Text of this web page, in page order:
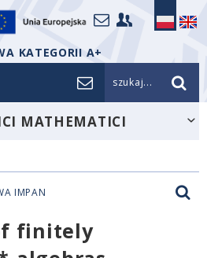
KATEGORII A+
szukaj...
MATHEMATICI
IMPAN
finitely